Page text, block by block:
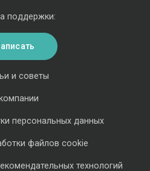
и советы
персональных данных
файлов cookie
технологий
поддержки: